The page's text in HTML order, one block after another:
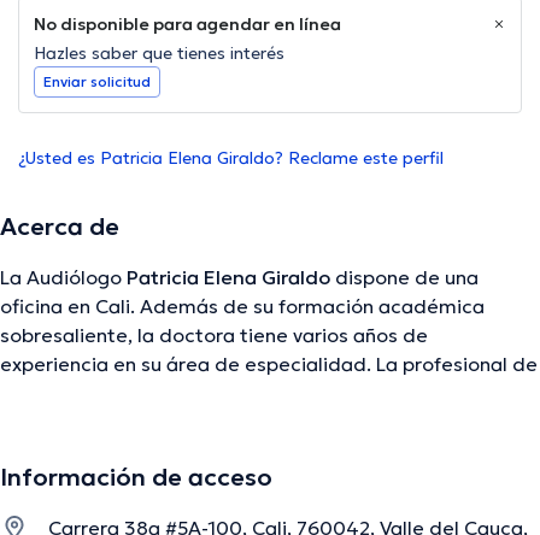
No disponible para agendar en línea
Hazles saber que tienes interés
Enviar solicitud
¿Usted es Patricia Elena Giraldo? Reclame este perfil
Acerca de
La Audiólogo Patricia Elena Giraldo dispone de una
oficina en Cali. Además de su formación académica
sobresaliente, la doctora tiene varios años de
experiencia en su área de especialidad. La profesional de
médicas. Patricia Elena Giraldo ha formado parte en
Información de acceso
Carrera 38a #5A-100, Cali, 760042, Valle del Cauca,